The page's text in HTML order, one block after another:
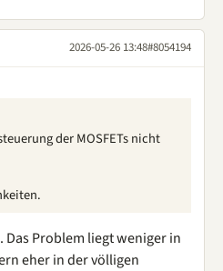
2026-05-26 13:48#8054194
der MOSFETs nicht
Das Problem liegt weniger in
eher in der völligen